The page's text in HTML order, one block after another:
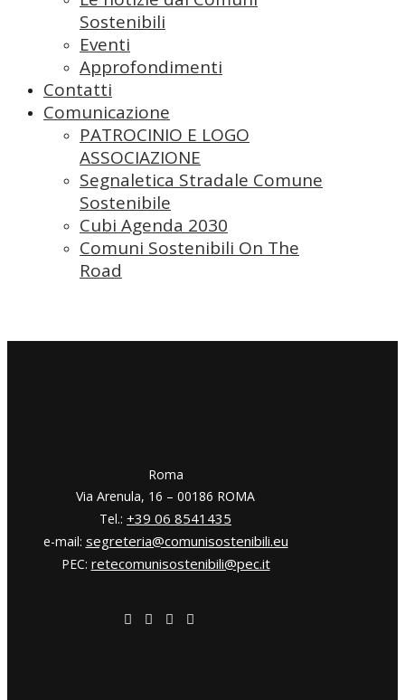
Sostenibili
Eventi
Approfondimenti
Contatti
Comunicazione
PATROCINIO E LOGO
ASSOCIAZIONE
Segnaletica Stradale Comune
Sostenibile
Cubi Agenda 2030
Comuni Sostenibili On The
Road
​​Roma
Via Arenula, 16 – 00186 ROMA
Tel.: +39 06 8541435
e-mail: segreteria@comunisostenibili.eu
PEC: retecomunisostenibili@pec.it